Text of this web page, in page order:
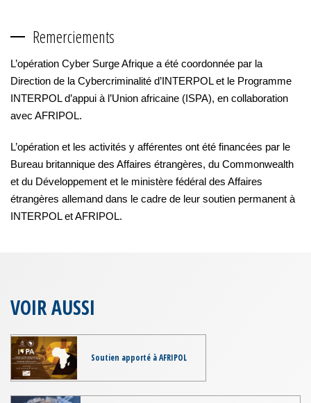
Remerciements
L’opération Cyber Surge Afrique a été coordonnée par la
Direction de la Cybercriminalité d’INTERPOL et le Programme
INTERPOL d’appui à l’Union africaine (ISPA), en collaboration
avec AFRIPOL.
L’opération et les activités y afférentes ont été financées par le
Bureau britannique des Affaires étrangères, du Commonwealth
et du Développement et le ministère fédéral des Affaires
étrangères allemand dans le cadre de leur soutien permanent à
INTERPOL et AFRIPOL.
VOIR AUSSI
Soutien apporté à AFRIPOL